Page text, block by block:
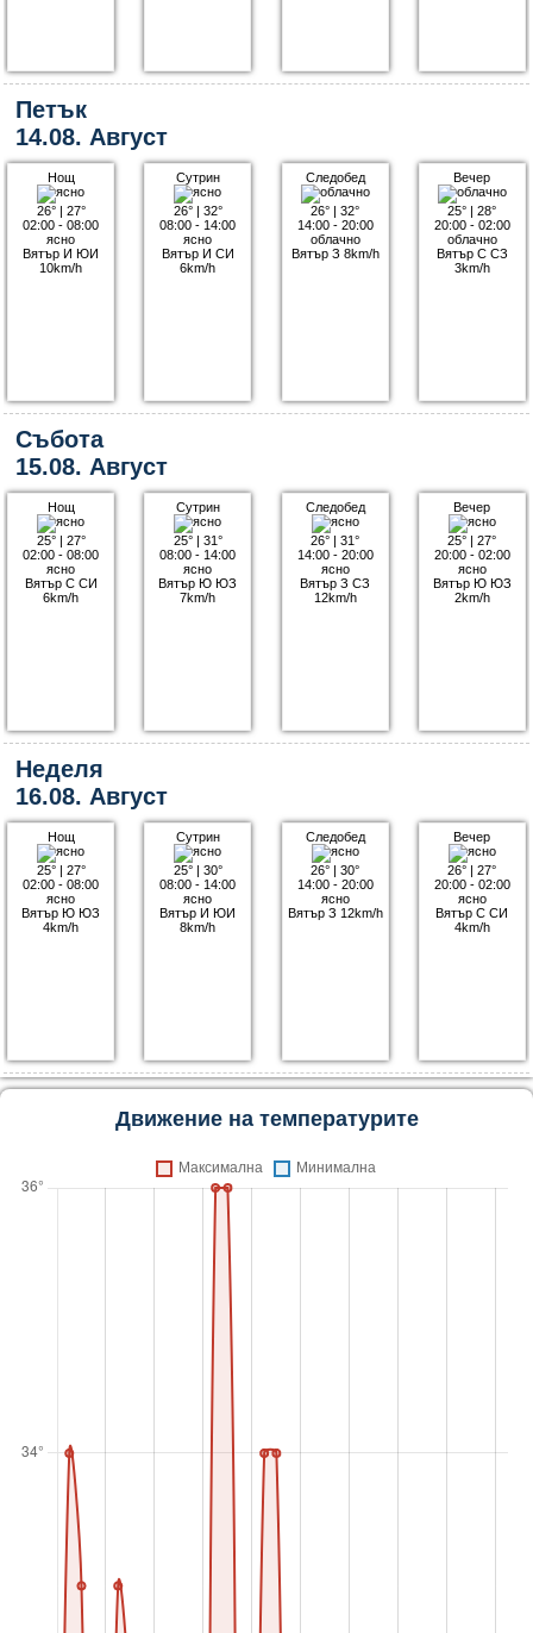
Петък
14.08. Август
Нощ
26°| 27°
02:00 - 08:00
ясно
Вятър И ЮИ
10km/h
Сутрин
26°| 32°
08:00 - 14:00
ясно
Вятър И СИ
6km/h
Следобед
26° |32°
14:00 - 20:00
облачно
Вятър З 8km/h
Вечер
25° |28°
20:00 - 02:00
облачно
Вятър С СЗ
3km/h
Събота
15.08. Август
Нощ
25°| 27°
02:00 - 08:00
ясно
Вятър С СИ
6km/h
Сутрин
25°| 31°
08:00 - 14:00
ясно
Вятър Ю ЮЗ
7km/h
Следобед
26° |31°
14:00 - 20:00
ясно
Вятър З СЗ
12km/h
Вечер
25° |27°
20:00 - 02:00
ясно
Вятър Ю ЮЗ
2km/h
Неделя
16.08. Август
Нощ
25°| 27°
02:00 - 08:00
ясно
Вятър Ю ЮЗ
4km/h
Сутрин
25°| 30°
08:00 - 14:00
ясно
Вятър И ЮИ
8km/h
Следобед
26° |30°
14:00 - 20:00
ясно
Вятър З 12km/h
Вечер
26° |27°
20:00 - 02:00
ясно
Вятър С СИ
4km/h
Движение на температурите